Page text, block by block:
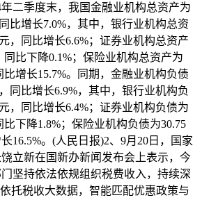
二季度末，我国金融业机构总资产为
比增长7.0%，其中，银行业机构总资
，同比增长6.6%；证券业机构总资产
同比下降0.1%；保险业机构总资产为
比增长15.7%。同期，金融业机构负债
同比增长6.9%，其中，银行业机构负
，同比增长6.4%；证券业机构负债为
比下降1.8%；保险业机构负债为30.75
16.5%。(人民日报)2、9月20日，国家
立新在国新办新闻发布会上表示，今
坚持依法依规组织税费收入，持续深
托税收大数据，智能匹配优惠政策与